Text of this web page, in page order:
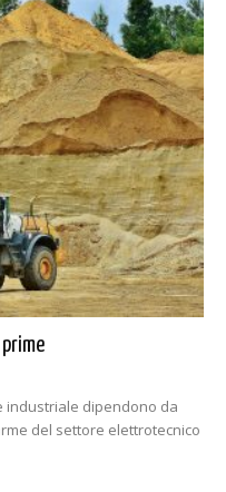
prime
industriale dipendono da
del settore elettrotecnico